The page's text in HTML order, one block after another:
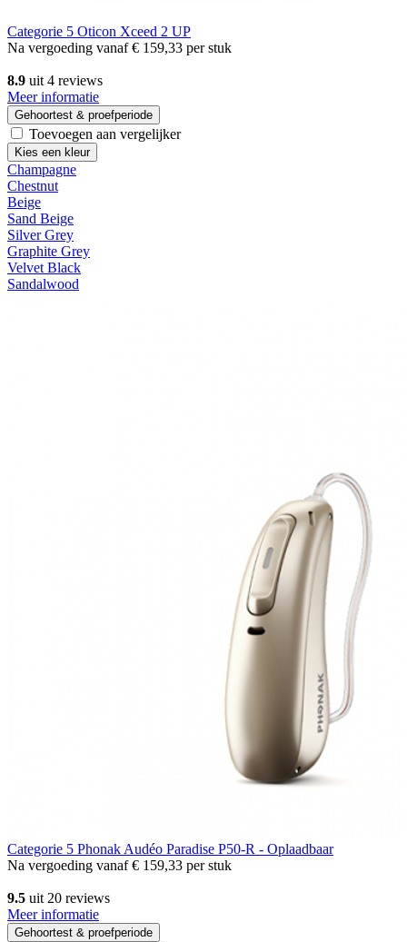
Categorie 5 Oticon Xceed 2 UP
Na vergoeding vanaf€ 159,33 per stuk
8.9 uit 4 reviews
Meer informatie
Gehoortest & proefperiode
Toevoegen aan vergelijker
Kies een kleur
Champagne
Chestnut
Beige
Sand Beige
Silver Grey
Graphite Grey
Velvet Black
Sandalwood
Categorie 5 Phonak Audéo Paradise P50-R - Oplaadbaar
Na vergoeding vanaf€ 159,33 per stuk
9.5 uit 20 reviews
Meer informatie
Gehoortest & proefperiode